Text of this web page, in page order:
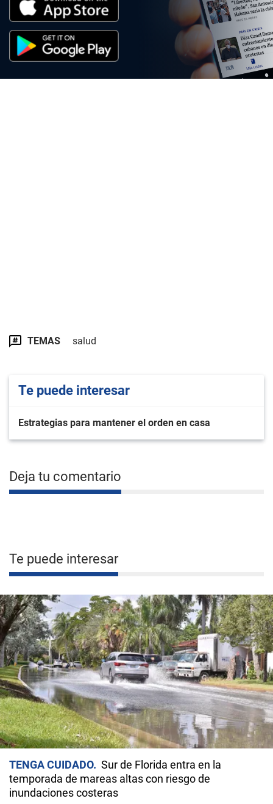
TEMAS salud
Te puede interesar
Estrategias para mantener el orden en casa
Deja tu comentario
Te puede interesar
TENGA CUIDADO
Sur de Florida entra en la
temporada de mareas altas con riesgo de
inundaciones costeras